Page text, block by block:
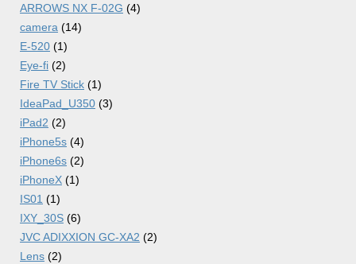
ARROWS NX F-02G (4)
camera (14)
E-520 (1)
Eye-fi (2)
Fire TV Stick (1)
IdeaPad_U350 (3)
iPad2 (2)
iPhone5s (4)
iPhone6s (2)
iPhoneX (1)
IS01 (1)
IXY_30S (6)
JVC ADIXXION GC-XA2 (2)
Lens (2)